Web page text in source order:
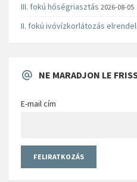
III. fokú hőségriasztás 2026-08-05
II. fokú ivóvízkorlátozás
NE MARADJON LE
E-mail cím